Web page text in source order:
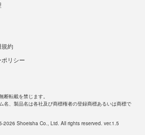
規約
リシー
転載を禁じます。
名、製品名は各社及び商標権者の登録商標あるいは商標で
2026 Shoeisha Co., Ltd. All rights reserved. ver.1.5